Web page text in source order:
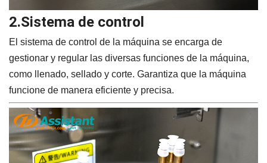
2.Sistema de control
El sistema de control de la máquina se encarga de
gestionar y regular las diversas funciones de la máquina,
como llenado, sellado y corte. Garantiza que la máquina
funcione de manera eficiente y precisa.